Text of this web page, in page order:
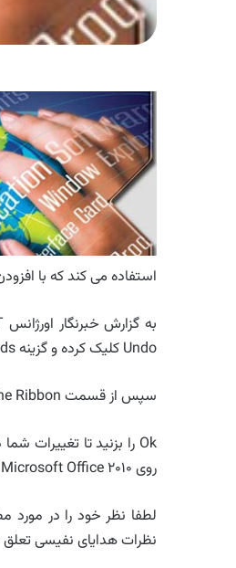
استفاده می کند که با
Undo کلیک کرده و گزینه More Commands را انتخاب کنید.
سپس از قسمت Commands Not in the Ribbon را انتخاب کنید گزینه Calculator را پیدا کنید و آن را Addکنید.
روی Microsoft Office ۲۰۱۰ و Microsoft Office ۲۰۱۳ قابل اجرا است.
لطفا نظر خود را در مورد
نظرات هدایای نفیسی